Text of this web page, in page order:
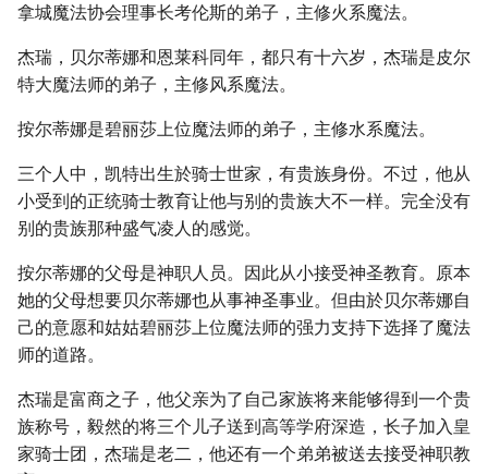
拿城魔法协会理事长考伦斯的弟子，主修火系魔法。
杰瑞，贝尔蒂娜和恩莱科同年，都只有十六岁，杰瑞是皮尔
特大魔法师的弟子，主修风系魔法。
按尔蒂娜是碧丽莎上位魔法师的弟子，主修水系魔法。
三个人中，凯特出生於骑士世家，有贵族身份。不过，他从
小受到的正统骑士教育让他与别的贵族大不一样。完全没有
别的贵族那种盛气凌人的感觉。
按尔蒂娜的父母是神职人员。因此从小接受神圣教育。原本
她的父母想要贝尔蒂娜也从事神圣事业。但由於贝尔蒂娜自
己的意愿和姑姑碧丽莎上位魔法师的强力支持下选择了魔法
师的道路。
杰瑞是富商之子，他父亲为了自己家族将来能够得到一个贵
族称号，毅然的将三个儿子送到高等学府深造，长子加入皇
家骑士团，杰瑞是老二，他还有一个弟弟被送去接受神职教